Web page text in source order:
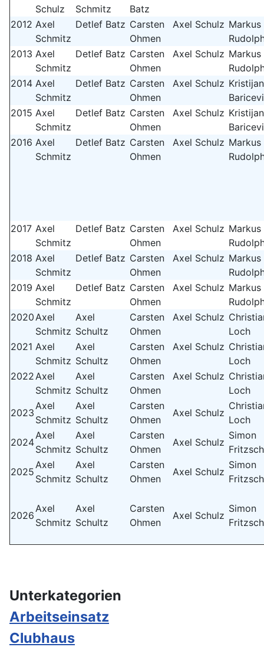
Schulz
Schmitz
Batz
2012 Axel
Schmitz
Detlef Batz Carsten
Ohmen
Axel Schulz Markus
2013 Axel
Schmitz
Detlef Batz Carsten
Ohmen
Axel Schulz Markus
2014 Axel
Schmitz
Detlef Batz Carsten
Ohmen
Axel Schulz Kristijan
2015 Axel
Schmitz
Detlef Batz Carsten
Ohmen
Axel Schulz Kristijan
2016 Axel
Schmitz
Detlef Batz Carsten
Ohmen
Axel Schulz Markus
2017 Axel
Schmitz
Detlef Batz Carsten
Ohmen
Axel Schulz Markus
2018 Axel
Schmitz
Detlef Batz Carsten
Ohmen
Axel Schulz Markus
2019 Axel
Schmitz
Detlef Batz Carsten
Ohmen
Axel Schulz Markus
2020 Axel
Schmitz
Axel
Schultz
Carsten
Ohmen
Axel Schulz
Loch
2021 Axel
Schmitz
Axel
Schultz
Carsten
Ohmen
Axel Schulz
Loch
2022 Axel
Schmitz
Axel
Schultz
Carsten
Ohmen
Axel Schulz
Loch
2023
Axel
Schmitz
Axel
Schultz
Carsten
Ohmen
Axel Schulz
Loch
2024
Axel
Schmitz
Axel
Schultz
Carsten
Ohmen
Axel Schulz
Simon
2025
Axel
Schmitz
Axel
Schultz
Carsten
Ohmen
Axel Schulz
Simon
2026
Axel
Schmitz
Axel
Schultz
Carsten
Ohmen
Axel Schulz
Simon
Unterkategorien
Arbeitseinsatz
Clubhaus